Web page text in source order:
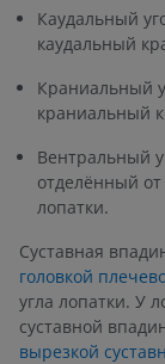
Каудальный
каудальный
Краниальный
краниальный
Вентральный
отделённый
лопатки.
Суставная
головкой
угла лопатки. У
суставной
вырезкой